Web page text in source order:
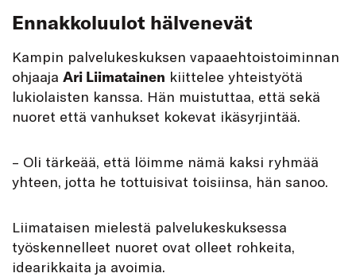
Ennakkoluulot hälvenevät
Kampin palvelukeskuksen vapaaehtoistoiminnan
ohjaaja Ari Liimatainen kiittelee yhteistyötä
lukiolaisten kanssa. Hän muistuttaa, että sekä
nuoret että vanhukset kokevat ikäsyrjintää.
– Oli tärkeää, että löimme nämä kaksi ryhmää
yhteen, jotta he tottuisivat toisiinsa, hän sanoo.
Liimataisen mielestä palvelukeskuksessa
työskennelleet nuoret ovat olleet rohkeita,
idearikkaita ja avoimia.